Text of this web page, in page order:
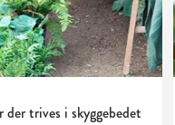
der trives i skyggebedet